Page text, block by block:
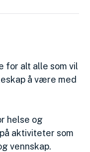
for alt alle som vil
å være med
helse og
aktiviteter som
vennskap.